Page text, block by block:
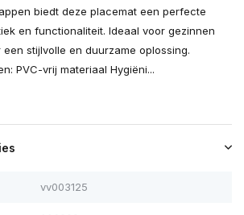
biedt deze placemat een perfecte
en functionaliteit. Ideaal voor gezinnen
stijlvolle en duurzame oplossing.
PVC-vrij materiaal Hygiëni...
vv003125